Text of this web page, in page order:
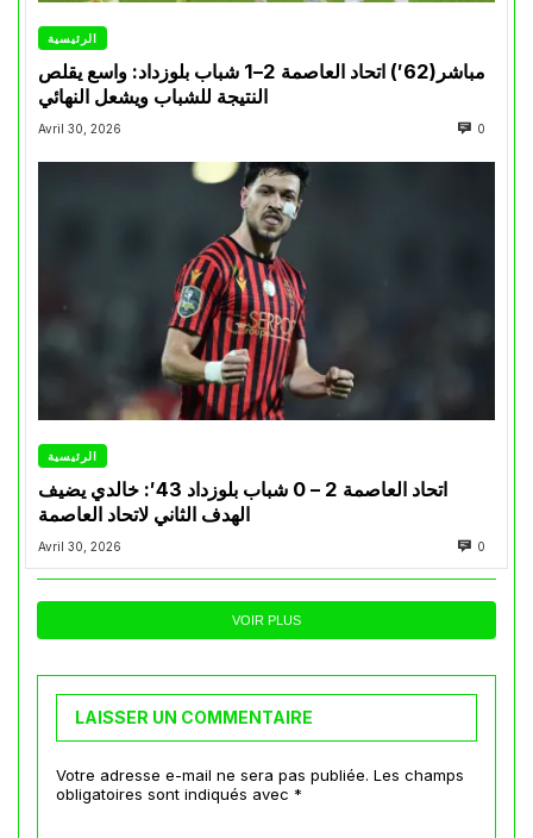
الرئيسية
مباشر(62′) اتحاد العاصمة 2–1 شباب بلوزداد: واسع يقلص
النتيجة للشباب ويشعل النهائي
Avril 30, 2026 0
الرئيسية
اتحاد العاصمة 2 – 0 شباب بلوزداد 43′: خالدي يضيف
الهدف الثاني لاتحاد العاصمة
Avril 30, 2026 0
VOIR PLUS
LAISSER UN COMMENTAIRE
Votre adresse e-mail ne sera pas publiée. Les champs
obligatoires sont indiqués avec *